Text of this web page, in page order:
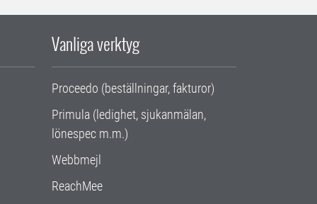
Vanliga verktyg
Proceedo (beställningar, fakturor)
Primula (ledighet, sjukanmälan,
lönespec m.m.)
Webbmejl
ReachMee